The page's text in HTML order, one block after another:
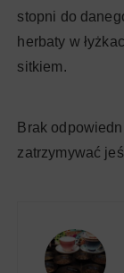
stopni do
herbaty w
sitkiem.
Brak
zatrzymywać
wpisu